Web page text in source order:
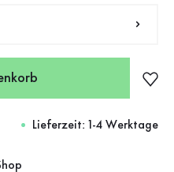
Lieferzeit: 1-4 Werktage